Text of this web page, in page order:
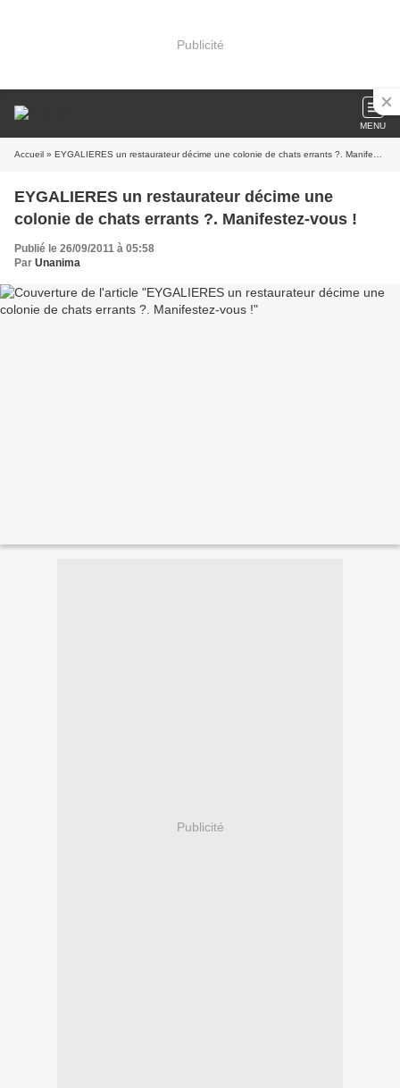
Publicité
MENU
Accueil » EYGALIERES un restaurateur décime une colonie de chats errants ?. Manifestez-vous !
EYGALIERES un restaurateur décime une
colonie de chats errants ?. Manifestez-vous !
Publié le 26/09/2011 à 05:58
Par Unanima
Publicité